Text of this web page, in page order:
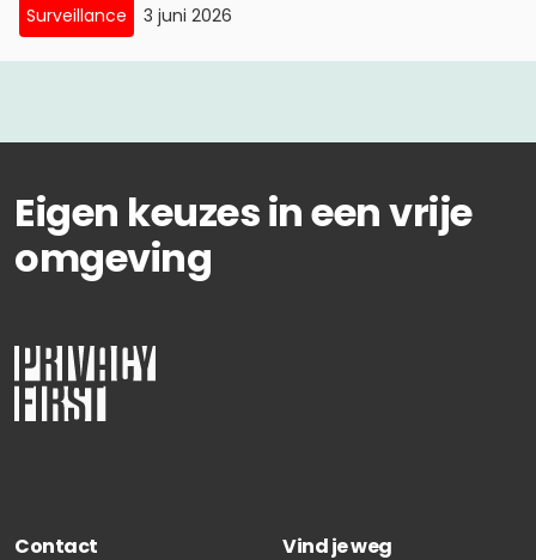
Surveillance 3 juni 2026
Eigen keuzes in een vrije
omgeving
Contact Vind je weg